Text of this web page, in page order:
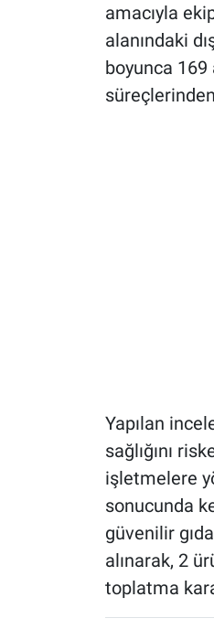
amacıyla
alanındaki
boyunca
Yapılan
sağlığını
işletmelere
sonucunda
güvenilir
alınarak, 2
toplatma